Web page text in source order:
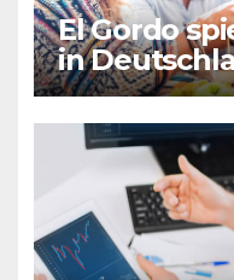
El Gordo
in
Frankreich